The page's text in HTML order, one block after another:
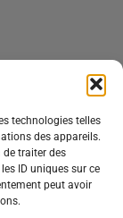
technologies telles
des appareils.
de traiter des
ID uniques sur ce
peut avoir
spéciales